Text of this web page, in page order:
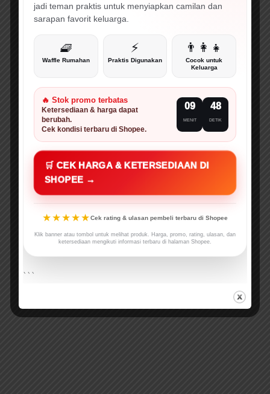
jadi teman praktis untuk menyiapkan camilan dan
sarapan favorit keluarga.
🧇
Waffle Rumahan
⚡
Praktis Digunakan
👨‍👩‍👧
Cocok untuk
Keluarga
🔥 Stok promo terbatas
Ketersediaan & harga dapat
berubah.
Cek kondisi terbaru di Shopee.
09
MENIT
47
DETIK
🛒 CEK HARGA & KETERSEDIAAN DI
SHOPEE →
★★★★★Cek rating & ulasan pembeli terbaru di Shopee
Klik banner atau tombol untuk melihat produk. Harga, promo, rating, ulasan, dan
ketersediaan mengikuti informasi terbaru di halaman Shopee.
```